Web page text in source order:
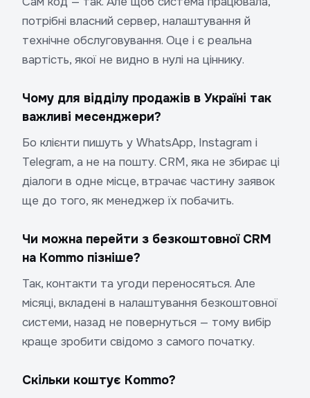
потрібні власний сервер, налаштування й
технічне обслуговування. Оце і є реальна
вартість, якої не видно в нулі на ціннику.
Чому для відділу продажів в Україні так
важливі месенджери?
Бо клієнти пишуть у WhatsApp, Instagram і
Telegram, а не на пошту. CRM, яка не збирає ці
діалоги в одне місце, втрачає частину заявок
ще до того, як менеджер їх побачить.
Чи можна перейти з безкоштовної CRM
на Kommo пізніше?
Так, контакти та угоди переносяться. Але
місяці, вкладені в налаштування безкоштовної
системи, назад не повернуться — тому вибір
краще зробити свідомо з самого початку.
Скільки коштує Kommo?